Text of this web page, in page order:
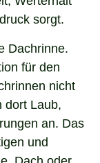
sorgt.
Dachrinne.
für den
nicht
Laub,
an. Das
und
Dach oder